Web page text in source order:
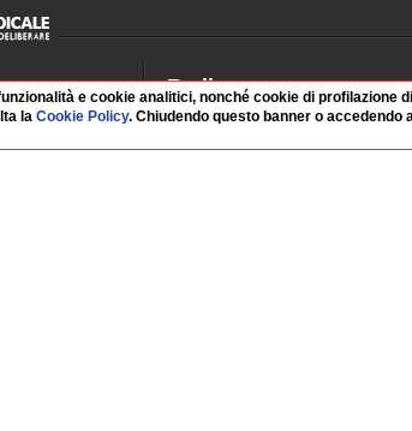
Radio
Palinsesto
Riascolta
e cookie analitici, nonché cookie di profilazione
laCookie Policy. Chiudendo questo banner o